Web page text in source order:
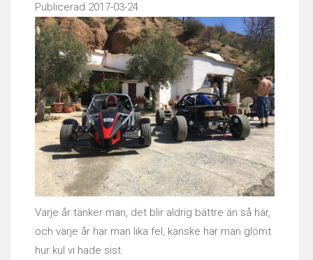
Publicerad 2017-03-24
Varje år tänker man, det blir aldrig bättre än så här,
och varje år har man lika fel, kanske har man glömt
hur kul vi hade sist.